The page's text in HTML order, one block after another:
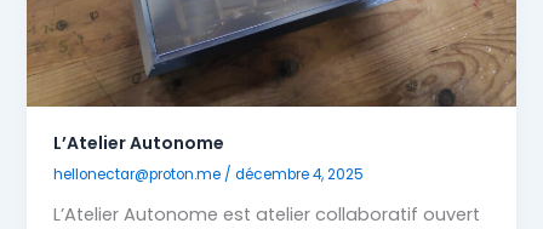
L’Atelier Autonome
hellonectar@proton.me /décembre 4, 2025
L’Atelier Autonome est atelier collaboratif ouvert